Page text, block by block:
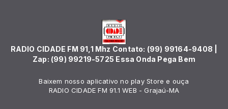
RADIO CIDADE FM 91,1 Mhz Contato: (99) 99164-9408 |
Zap: (99) 99219-5725 Essa Onda Pega Bem
Baixem nosso aplicativo no play Store e ouça
RADIO CIDADE FM 91.1 WEB - Grajaú-MA